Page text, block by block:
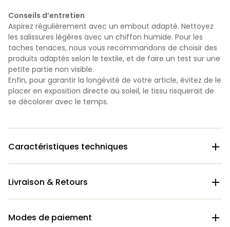
Conseils d’entretien
Aspirez régulièrement avec un embout adapté. Nettoyez
les salissures légères avec un chiffon humide. Pour les
taches tenaces, nous vous recommandons de choisir des
produits adaptés selon le textile, et de faire un test sur une
petite partie non visible.
Enfin, pour garantir la longévité de votre article, évitez de le
placer en exposition directe au soleil, le tissu risquerait de
se décolorer avec le temps.
Caractéristiques techniques 
Livraison & Retours 
Modes de paiement 